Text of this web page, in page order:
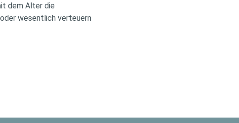
dem Alter die
wesentlich verteuern